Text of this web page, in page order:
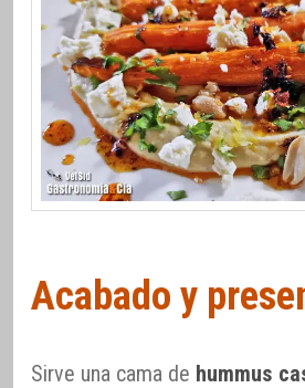
Acabado y
Sirve una cama de hummus